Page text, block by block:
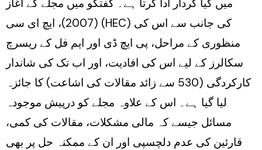
میں کیا کردار ادا کرتا ہے۔ گفتگو میں مجلے کے آغاز
(2007)، ایچ ای سی (HEC) کی جانب سے اس کی
منظوری کے مراحل، پی ایچ ڈی اور ایم فل کے ریسرچ
سکالرز کے لیے اس کی افادیت، اور اب تک کی شاندار
کارکردگی (530 سے زائد مقالات کی اشاعت) کا جائزہ
لیا گیا ہے۔ اس کے علاوہ مجلے کو درپیش موجودہ
مسائل جیسے کہ مالی مشکلات، مقالات کی کمی،
قارئین کی عدم دلچسپی اور ان کے ممکنہ حل پر بھی